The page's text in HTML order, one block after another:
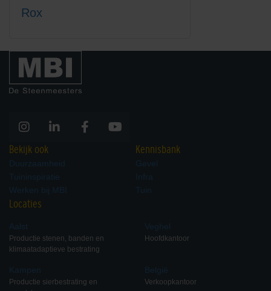
Rox
Bekijk ook
Duurzaamheid
Tuininspiratie
Werken bij MBI
Kennisbank
Gevel
Infra
Tuin
Locaties
Aalst
Productie stenen, banden en
klimaatadaptieve bestrating
Kampen
Productie sierbestrating en
Veghel
Hoofdkantoor
België
Verkoopkantoor